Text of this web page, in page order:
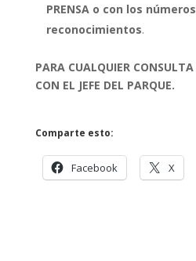
PRENSA o con los
reconocimientos.
PARA CUALQUIER
CON EL JEFE DEL PARQUE.
Comparte esto:
Facebook X